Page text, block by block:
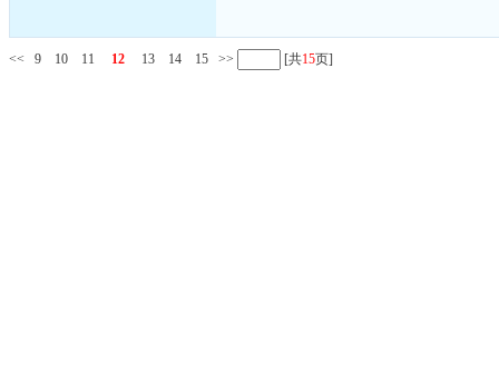
<< 9 10 11 12 13 14 15 >> [共15页]